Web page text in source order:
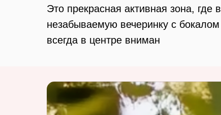
Это прекрасная активная зона, где
незабываемую вечеринку с
всегда в центре вниман